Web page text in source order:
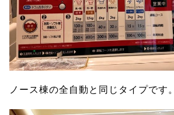
ノース棟の全自動と同じタイプです。